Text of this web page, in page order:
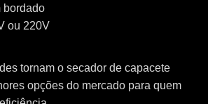
bordado
ou 220V
tornam o secador de capacete
opções do mercado para quem